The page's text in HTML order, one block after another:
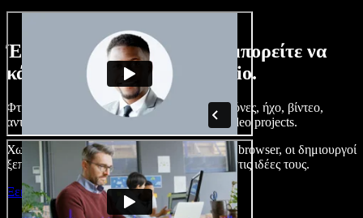
Ένα μικρό δείγμα από όσα μπορείτε να
κάνετε με το Speechify Studio.
Φτιάξτε voice overs, προσθέστε δωρεάν εικόνες, ήχο, βίντεο,
αντιγραφή φωνής – ολοκληρωμένα audio/video projects.
Χωρίς καμπύλη εκμάθησης και με όλα στον browser, οι δημιουργοί
ξεπερνούν τα κλασικά όρια και δίνουν ζωή στις ιδέες τους.
Ξεκινήστε με το Studio